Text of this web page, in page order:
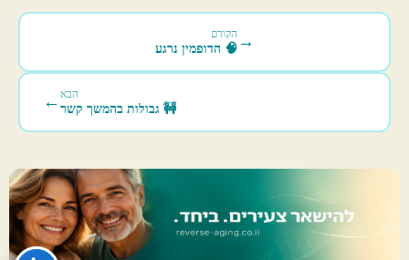
→הקודם
🧠 הדופמין נרגע
הבא
🚧 גבולות בהמשך קשר←